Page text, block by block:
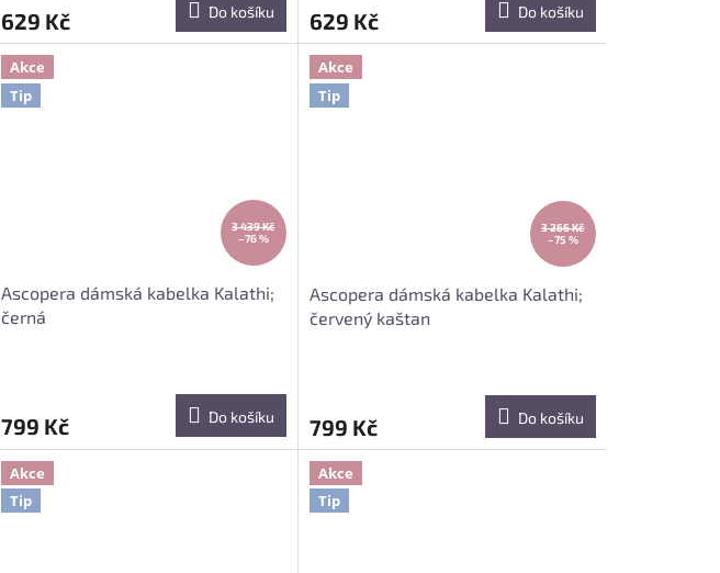
629 Kč Do košíku 629 Kč Do košíku
Akce
Tip
3 439 Kč
–76 %
Ascopera dámská kabelka Kalathi;
černá
799 Kč Do košíku
Akce
Tip
3 266 Kč
–75 %
Ascopera dámská kabelka Kalathi;
červený kaštan
799 Kč Do košíku
Akce
Tip
Akce
Tip